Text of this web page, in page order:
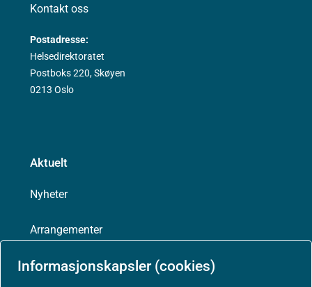
Informasjonskapsler (cookies)
Kontakt oss
Postadresse:
Helsedirektoratet
Postboks 220, Skøyen
0213 Oslo
Aktuelt
Nyheter
Arrangementer
Høringer